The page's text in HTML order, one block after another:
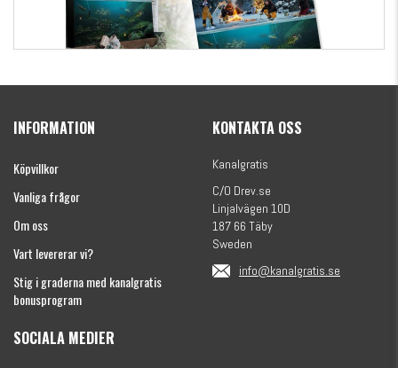
(julkalender)
INFORMATION
Köpvillkor
Vanliga frågor
Om oss
Vart levererar vi?
Stig i graderna med kanalgratis
bonusprogram
KONTAKTA OSS
Kanalgratis
C/O Drev.se
Linjalvägen 10D
187 66 Täby
Sweden
info@kanalgratis.se
SOCIALA MEDIER